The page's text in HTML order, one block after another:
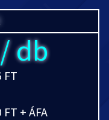
db
FT
FT + ÁFA